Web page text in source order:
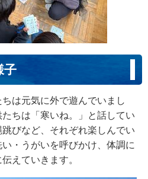
子
は元気に外で遊んでいまし
ちは「寒いね。」と話してい
びなど、それぞれ楽しんでい
・うがいを呼びかけ、体調に
えていきます。